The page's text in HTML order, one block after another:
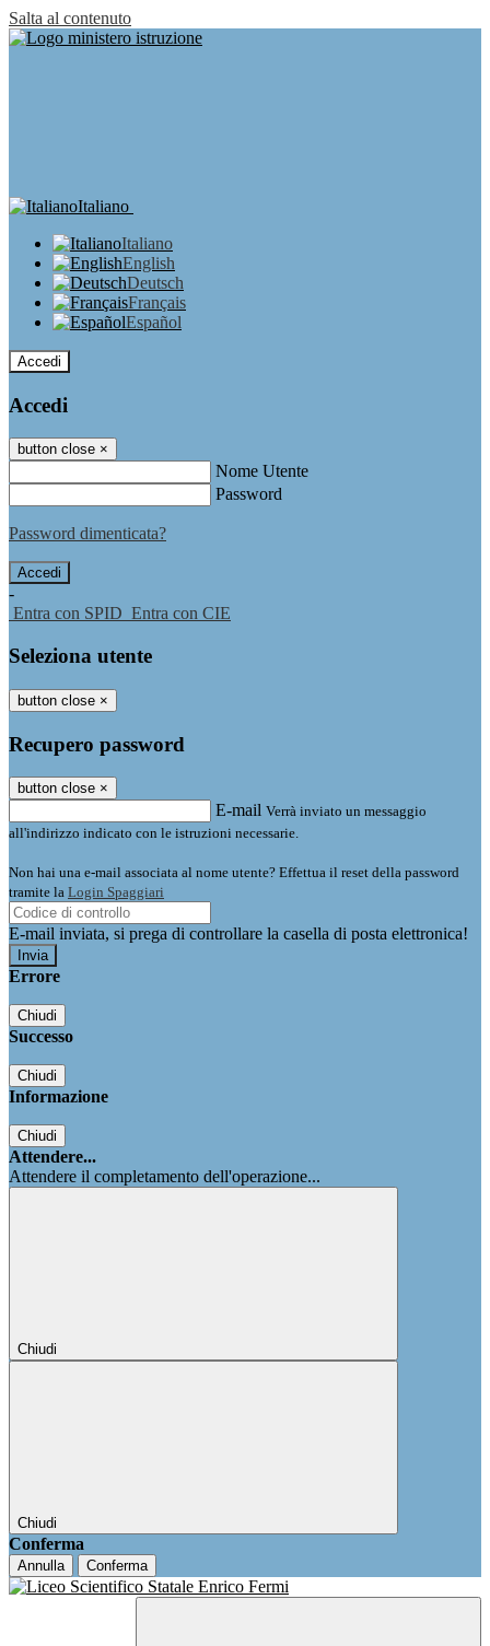
Salta al contenuto
Italiano
Italiano
English
Deutsch
Français
Español
Accedi
Accedi
button close ×
Nome Utente
Password
Password dimenticata?
-
Entra con SPID Entra con CIE
Seleziona utente
button close ×
Recupero password
button close ×
E-mail Verrà inviato un messaggio
all'indirizzo indicato con le istruzioni necessarie.
Non hai una e-mail associata al nome utente? Effettua il reset della password
tramite la Login Spaggiari
E-mail inviata, si prega di controllare la casella di posta elettronica!
Errore
Chiudi
Successo
Chiudi
Informazione
Chiudi
Attendere...
Attendere il completamento dell'operazione...
Chiudi
Chiudi
Conferma
Annulla Conferma